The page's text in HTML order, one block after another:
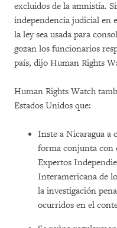
excluidos de la amnistía.
independencia judicial en
la ley sea usada para
gozan los funcionarios
país, dijo Human Rights
Human Rights Watch
Estados Unidos que:
Inste a Nicaragua a
forma conjunta con
Expertos
Interamericana de
la investigación
ocurridos en el